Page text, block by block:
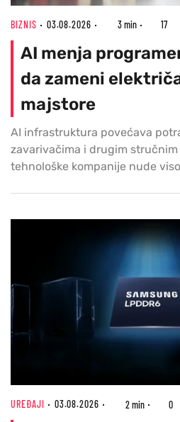
BIZNIS 03.08.2026 3 min 17
AI menja
da zameni
majstore
AI infrastruktura povećava
zavarivačima i drugim
tehnološke kompanije nude
UREĐAJI 03.08.2026 2 min 0